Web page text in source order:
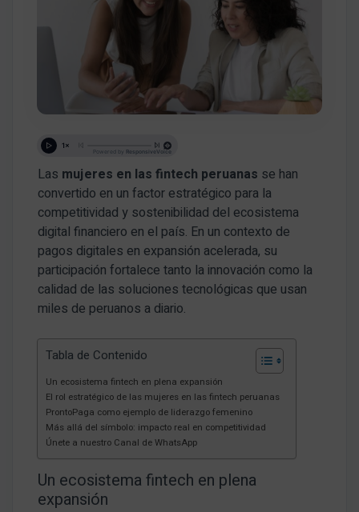
Las mujeres en las fintech peruanas se han
convertido en un factor estratégico para la
competitividad y sostenibilidad del ecosistema
digital financiero en el país. En un contexto de
pagos digitales en expansión acelerada, su
participación fortalece tanto la innovación como la
calidad de las soluciones tecnológicas que usan
miles de peruanos a diario.
Tabla de Contenido
Un ecosistema fintech en plena expansión
El rol estratégico de las mujeres en las fintech peruanas
ProntoPaga como ejemplo de liderazgo femenino
Más allá del símbolo: impacto real en competitividad
Únete a nuestro Canal de WhatsApp
Un ecosistema fintech en plena
expansión